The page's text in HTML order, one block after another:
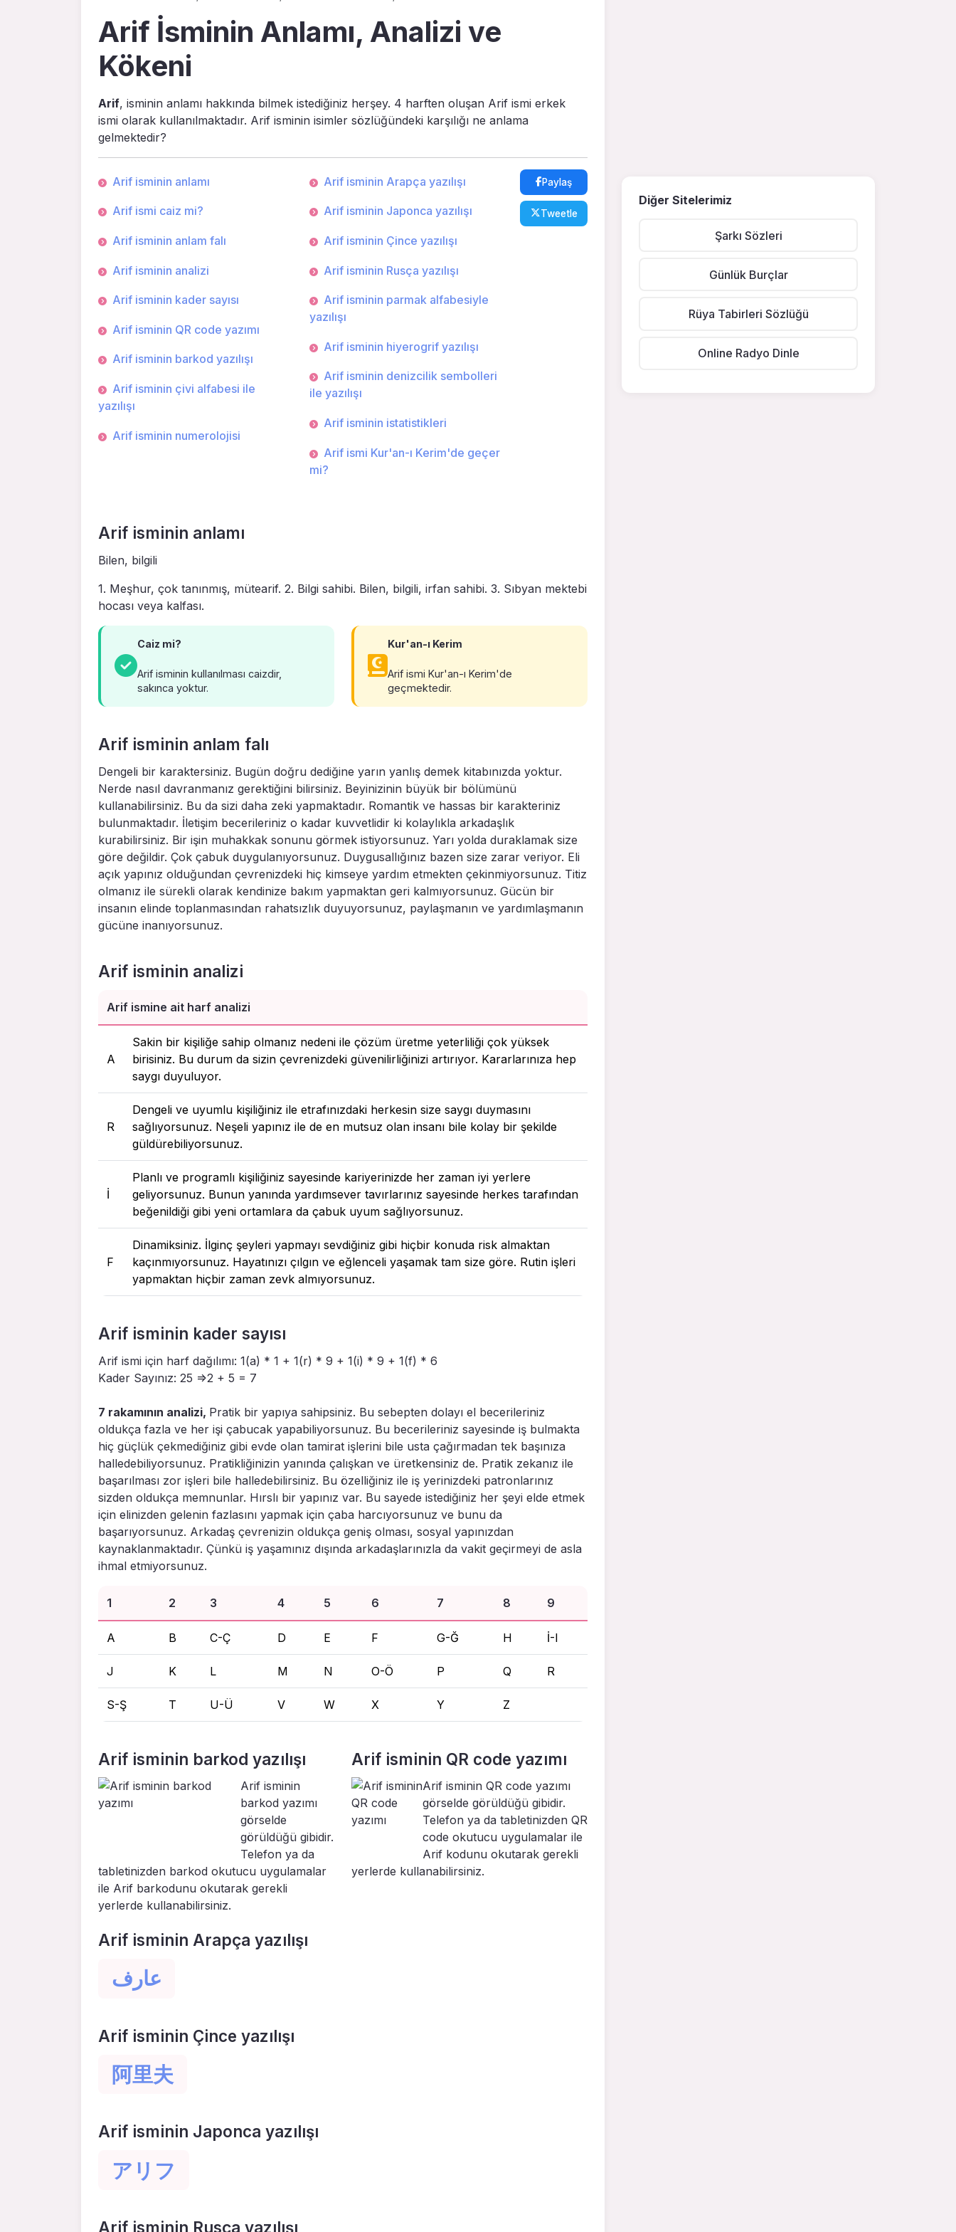
Arif İsminin Anlamı, Analizi ve
Kökeni
Arif, isminin anlamı hakkında bilmek istediğiniz herşey. 4 harften oluşan Arif ismi erkek
ismi olarak kullanılmaktadır. Arif isminin isimler sözlüğündeki karşılığı ne anlama
gelmektedir?
Arif isminin anlamı
Arif ismi caiz mi?
Arif isminin anlam falı
Arif isminin analizi
Arif isminin kader sayısı
Arif isminin QR code yazımı
Arif isminin barkod yazılışı
Arif isminin çivi alfabesi ile
yazılışı
Arif isminin numerolojisi
Arif isminin Arapça yazılışı
Arif isminin Japonca yazılışı
Arif isminin Çince yazılışı
Arif isminin Rusça yazılışı
Arif isminin parmak alfabesiyle
yazılışı
Arif isminin hiyerogrif yazılışı
Arif isminin denizcilik sembolleri
ile yazılışı
Arif isminin istatistikleri
Arif ismi Kur'an-ı Kerim'de geçer
mi?
Paylaş
Tweetle
Arif isminin anlamı
Bilen, bilgili
1. Meşhur, çok tanın­mış, mütearif. 2. Bilgi sahibi. Bilen, bilgili, irfan sahibi. 3. Sıbyan mektebi
hocası veya kalfası.
Caiz mi?
Arif isminin kullanılması caizdir,
sakınca yoktur.
Kur'an-ı Kerim
Arif ismi Kur'an-ı Kerim'de
geçmektedir.
Arif isminin anlam falı
Dengeli bir karaktersiniz. Bugün doğru dediğine yarın yanlış demek kitabınızda yoktur.
Nerde nasıl davranmanız gerektiğini bilirsiniz. Beyinizinin büyük bir bölümünü
kullanabilirsiniz. Bu da sizi daha zeki yapmaktadır. Romantik ve hassas bir karakteriniz
bulunmaktadır. İletişim becerileriniz o kadar kuvvetlidir ki kolaylıkla arkadaşlık
kurabilirsiniz. Bir işin muhakkak sonunu görmek istiyorsunuz. Yarı yolda duraklamak size
göre değildir. Çok çabuk duygulanıyorsunuz. Duygusallığınız bazen size zarar veriyor. Eli
açık yapınız olduğundan çevrenizdeki hiç kimseye yardım etmekten çekinmiyorsunuz. Titiz
olmanız ile sürekli olarak kendinize bakım yapmaktan geri kalmıyorsunuz. Gücün bir
insanın elinde toplanmasından rahatsızlık duyuyorsunuz, paylaşmanın ve yardımlaşmanın
gücüne inanıyorsunuz.
Arif isminin analizi
Arif ismine ait harf analizi
A
Sakin bir kişiliğe sahip olmanız nedeni ile çözüm üretme yeterliliği çok yüksek
birisiniz. Bu durum da sizin çevrenizdeki güvenilirliğinizi artırıyor. Kararlarınıza hep
saygı duyuluyor.
R
Dengeli ve uyumlu kişiliğiniz ile etrafınızdaki herkesin size saygı duymasını
sağlıyorsunuz. Neşeli yapınız ile de en mutsuz olan insanı bile kolay bir şekilde
güldürebiliyorsunuz.
I
Planlı ve programlı kişiliğiniz sayesinde kariyerinizde her zaman iyi yerlere
geliyorsunuz. Bunun yanında yardımsever tavırlarınız sayesinde herkes tarafından
beğenildiği gibi yeni ortamlara da çabuk uyum sağlıyorsunuz.
F
Dinamiksiniz. İlginç şeyleri yapmayı sevdiğiniz gibi hiçbir konuda risk almaktan
kaçınmıyorsunuz. Hayatınızı çılgın ve eğlenceli yaşamak tam size göre. Rutin işleri
yapmaktan hiçbir zaman zevk almıyorsunuz.
Arif isminin kader sayısı
Arif ismi için harf dağılımı: 1(a) * 1 + 1(r) * 9 + 1(i) * 9 + 1(f) * 6
Kader Sayınız: 25 =>2 + 5 = 7
7 rakamının analizi, Pratik bir yapıya sahipsiniz. Bu sebepten dolayı el becerileriniz
oldukça fazla ve her işi çabucak yapabiliyorsunuz. Bu becerileriniz sayesinde iş bulmakta
hiç güçlük çekmediğiniz gibi evde olan tamirat işlerini bile usta çağırmadan tek başınıza
halledebiliyorsunuz. Pratikliğinizin yanında çalışkan ve üretkensiniz de. Pratik zekanız ile
başarılması zor işleri bile halledebilirsiniz. Bu özelliğiniz ile iş yerinizdeki patronlarınız
sizden oldukça memnunlar. Hırslı bir yapınız var. Bu sayede istediğiniz her şeyi elde etmek
için elinizden gelenin fazlasını yapmak için çaba harcıyorsunuz ve bunu da
başarıyorsunuz. Arkadaş çevrenizin oldukça geniş olması, sosyal yapınızdan
kaynaklanmaktadır. Çünkü iş yaşamınız dışında arkadaşlarınızla da vakit geçirmeyi de asla
ihmal etmiyorsunuz.
1 2 3 4 5 6 7 8 9
A B C-Ç D E F G-Ğ H İ-I
J K L M N O-Ö P Q R
S-Ş T U-Ü V W X Y Z
Arif isminin barkod yazılışı
Arif isminin
barkod yazımı
görselde
görüldüğü gibidir.
Telefon ya da
tabletinizden barkod okutucu uygulamalar
ile Arif barkodunu okutarak gerekli
yerlerde kullanabilirsiniz.
Arif isminin QR code yazımı
Arif isminin QR code yazımı
görselde görüldüğü gibidir.
Telefon ya da tabletinizden QR
code okutucu uygulamalar ile
Arif kodunu okutarak gerekli
yerlerde kullanabilirsiniz.
Arif isminin Arapça yazılışı
عارف
Arif isminin Çince yazılışı
阿里夫
Arif isminin Japonca yazılışı
アリフ
Arif isminin Rusça yazılışı
Diğer Sitelerimiz
Şarkı Sözleri
Günlük Burçlar
Rüya Tabirleri Sözlüğü
Online Radyo Dinle